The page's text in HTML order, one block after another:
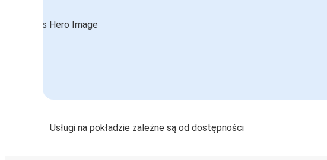
Usługi na pokładzie zależne są od dostępności